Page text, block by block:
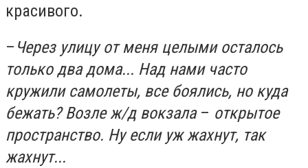
красивого.
– Через улицу от меня целыми осталось
только два дома... Над нами часто
кружили самолеты, все боялись, но куда
бежать? Возле ж/д вокзала – открытое
пространство. Ну если уж жахнут, так
жахнут...